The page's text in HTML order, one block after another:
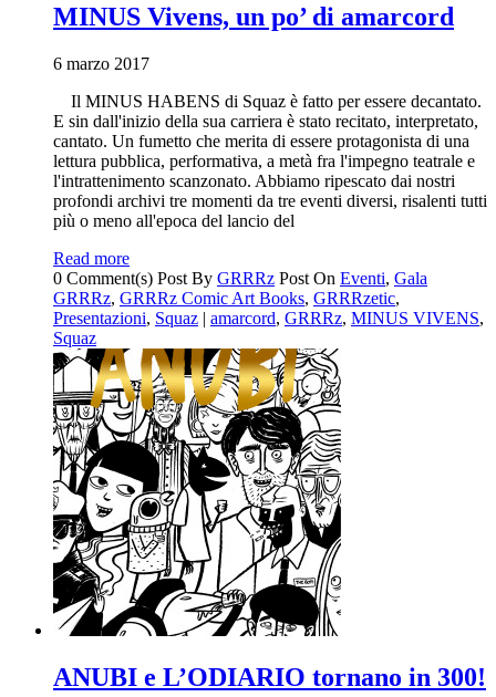
MINUS Vivens, un po’ di amarcord
6 marzo 2017
Il MINUS HABENS di Squaz è fatto per essere decantato.
E sin dall'inizio della sua carriera è stato recitato, interpretato,
cantato. Un fumetto che merita di essere protagonista di una
lettura pubblica, performativa, a metà fra l'impegno teatrale e
l'intrattenimento scanzonato. Abbiamo ripescato dai nostri
profondi archivi tre momenti da tre eventi diversi, risalenti tutti
più o meno all'epoca del lancio del
Read more
0 Comment(s) Post By GRRRz Post On Eventi, Gala
GRRRz, GRRRz Comic Art Books, GRRRzetic,
Presentazioni, Squaz | amarcord, GRRRz, MINUS VIVENS,
Squaz
ANUBI e L’ODIARIO tornano in 300!